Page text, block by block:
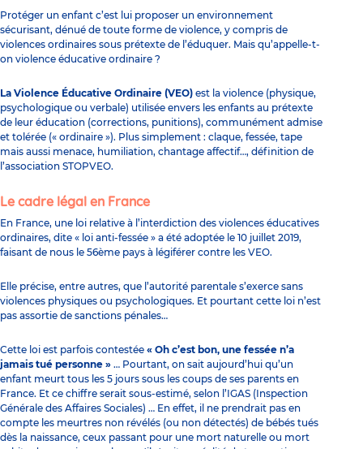
Protéger un enfant c’est lui proposer un environnement
sécurisant, dénué de toute forme de violence, y compris de
violences ordinaires sous prétexte de l’éduquer. Mais qu’appelle-t-
on violence éducative ordinaire ?
La Violence Éducative Ordinaire (VEO) est la violence (physique,
psychologique ou verbale) utilisée envers les enfants au prétexte
de leur éducation (corrections, punitions), communément admise
et tolérée (« ordinaire »). Plus simplement : claque, fessée, tape
mais aussi menace, humiliation, chantage affectif…, définition de
l’association STOPVEO.
Le cadre légal en France
En France, une loi relative à l’interdiction des violences éducatives
ordinaires, dite « loi anti-fessée » a été adoptée le 10 juillet 2019,
faisant de nous le 56ème pays à légiférer contre les VEO.
Elle précise, entre autres, que l’autorité parentale s’exerce sans
violences physiques ou psychologiques. Et pourtant cette loi n’est
pas assortie de sanctions pénales…
Cette loi est parfois contestée « Oh c’est bon, une fessée n’a
jamais tué personne » … Pourtant, on sait aujourd’hui qu’un
enfant meurt tous les 5 jours sous les coups de ses parents en
France. Et ce chiffre serait sous-estimé, selon l’IGAS (Inspection
Générale des Affaires Sociales) … En effet, il ne prendrait pas en
compte les meurtres non révélés (ou non détectés) de bébés tués
dès la naissance, ceux passant pour une mort naturelle ou mort